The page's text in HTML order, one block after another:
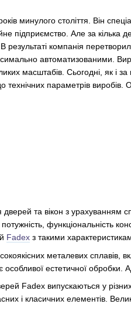
минулого століття. Він
підприємство. Але за кілька
результаті компанія
автоматизованими.
масштабів. Сьогодні, як і
параметрів виробів.
та вікон з урахуванням
функціональність
Fadex з такими
металевих сплавів,
естетичної обробки.
Fadex випускаються у
і класичних елементів.